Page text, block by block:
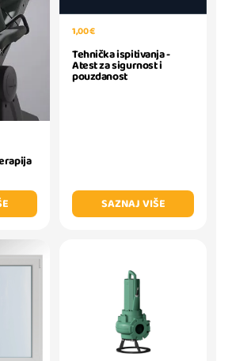
1,00 €
Tehnička ispitivanja -
Atest za sigurnost i
pouzdanost
SAZNAJ VIŠE